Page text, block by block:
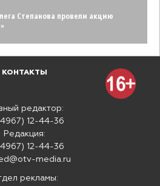
Степанова провели акцию
КОНТАКТЫ
редактор:
12-44-36
Редакция:
12-44-36
media.ru
рекламы: